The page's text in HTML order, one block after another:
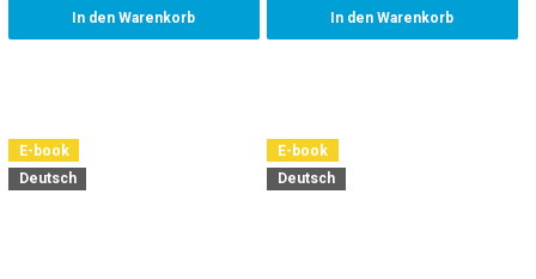
In den Warenkorb In den Warenkorb
E-book
Deutsch
E-book
Deutsch